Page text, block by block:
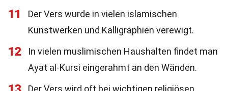
11
Der Vers wurde in vielen islamischen
Kunstwerken und Kalligraphien verewigt.
12
In vielen muslimischen Haushalten findet man
Ayat al-Kursi eingerahmt an den Wänden.
Der Vers wird oft bei wichtigen religiösen